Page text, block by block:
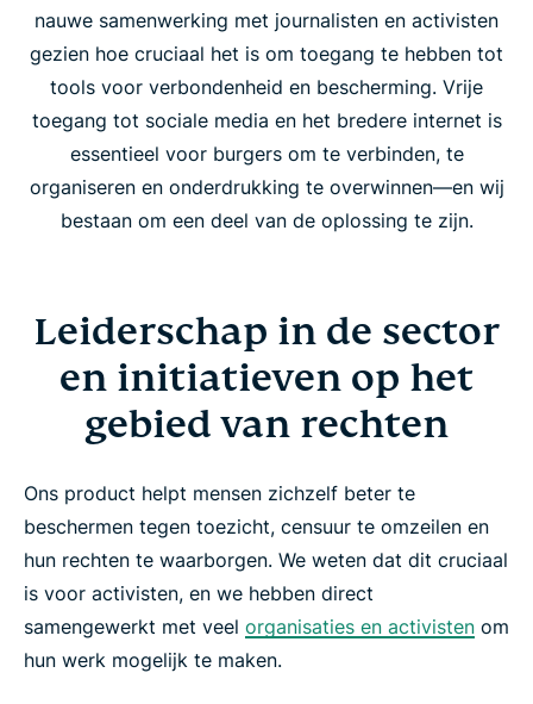
nauwe samenwerking met journalisten en activisten
gezien hoe cruciaal het is om toegang te hebben tot
tools voor verbondenheid en bescherming. Vrije
toegang tot sociale media en het bredere internet is
essentieel voor burgers om te verbinden, te
organiseren en onderdrukking te overwinnen—en wij
bestaan om een deel van de oplossing te zijn.
Leiderschap in de sector
en initiatieven op het
gebied van rechten
Ons product helpt mensen zichzelf beter te
beschermen tegen toezicht, censuur te omzeilen en
hun rechten te waarborgen. We weten dat dit cruciaal
is voor activisten, en we hebben direct
samengewerkt met veel organisaties en activisten om
hun werk mogelijk te maken.